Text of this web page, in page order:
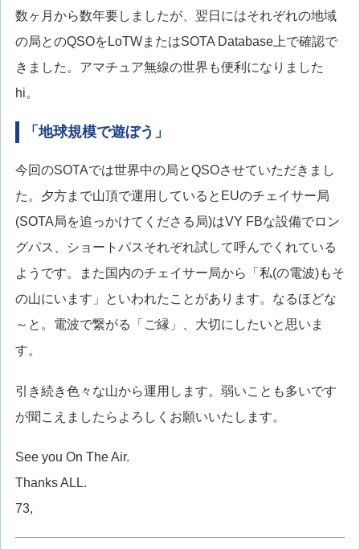
数ヶ月から数年要しましたが、翌日にはそれぞれの地域
の局とのQSOをLoTWまたはSOTA Database上で確認で
きました。アマチュア無線の世界も便利になりました
hi。
「地球規模で遊ぼう」
今回のSOTAでは世界中の局とQSOさせていただきまし
た。夕方まで山頂で運用しているとEUのチェイサー局
(SOTA局を追っかけてくださる局)はVY FBな設備でロン
グパス、ショートパスそれぞれ試して呼んでくれている
ようです。また国内のチェイサー局から「私(の電波)もそ
の山にいます」といわれたことがあります。なるほどな
～と。電波で繋がる「ご縁」、大切にしたいと思いま
す。
引き続き色々な山から運用します。弱いことも多いです
が聞こえましたらよろしくお願いいたします。
See you On The Air.
Thanks ALL.
73,